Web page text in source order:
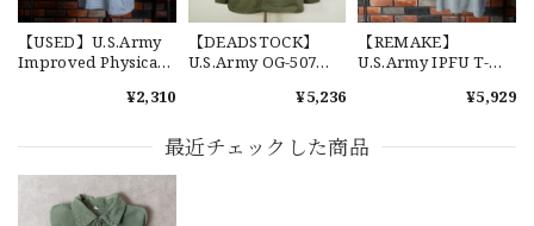
GREEN
2026/07/17
2026/07/17
【USED】U.S.Army
Improved Physical
Shirt アメリカ軍 実物
¥2,310
【DEADSTOCK】
U.S.Army OG-507
リカ軍 OG-507 ユーテ
¥5,236
【REMAKE】
U.S.Army IPFU T-
アメリカ軍 IPFU Tシ
ベートーベン リメイ
ク
¥5,929
最近チェックした商品